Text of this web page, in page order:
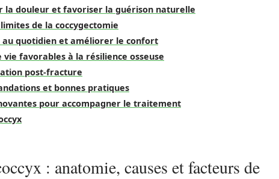
la douleur et favoriser la guérison naturelle
de la coccygectomie
quotidien et améliorer le confort
favorables à la résilience osseuse
post-fracture
et bonnes pratiques
pour accompagner le traitement
: anatomie, causes et facteurs de